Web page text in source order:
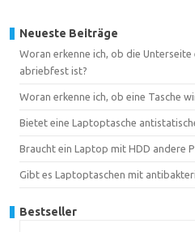
Neueste Beiträge
Woran erkenne ich, ob die
abriebfest ist?
Woran erkenne ich, ob eine Tasche
Bietet eine Laptoptasche
Braucht ein Laptop mit HDD andere
Gibt es Laptoptaschen mit
Bestseller